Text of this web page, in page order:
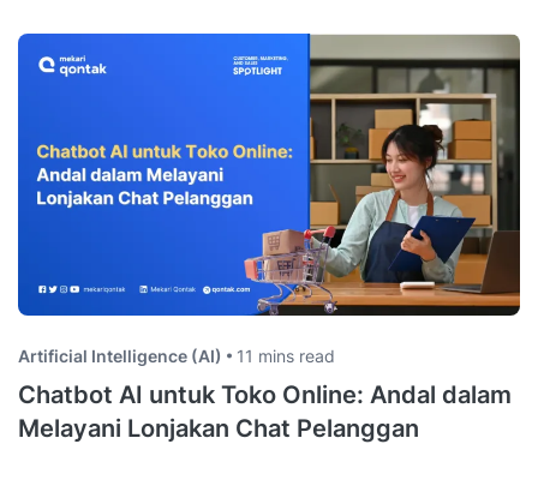
Artificial Intelligence (AI) 11 mins read
Chatbot AI untuk Toko Online: Andal dalam
Melayani Lonjakan Chat Pelanggan